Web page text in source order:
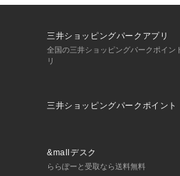
三井ショッピングパークアプリ
全国の三井ショッピングパークポイン
リ
三井ショッピングパークポイント
&mallデスク
ららぽーと受取なら送料無料